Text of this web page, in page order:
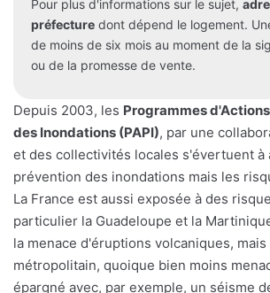
Pour plus d'informations sur le sujet,
préfecture dont dépend le logement.
de moins de six mois au moment de la
ou de la promesse de vente.
Depuis 2003, les Programmes
des Inondations (PAPI), par une
et des collectivités locales s'évertuent à
prévention des inondations mais les
La France est aussi exposée à des
particulier la Guadeloupe et la
la menace d'éruptions volcaniques,
métropolitain, quoique bien moins
épargné avec, par exemple, un séisme